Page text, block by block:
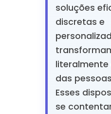
soluções
discretas e
das
Esses
se